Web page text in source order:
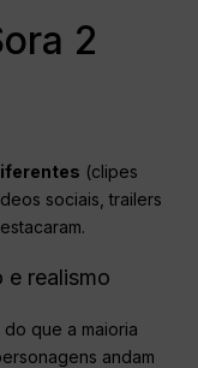
2
(clipes
sociais, trailers
realismo
que a maioria
andam